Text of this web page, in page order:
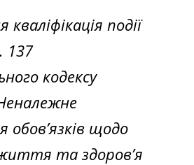
події
137
кодексу
обов’язків щодо
та здоров’я